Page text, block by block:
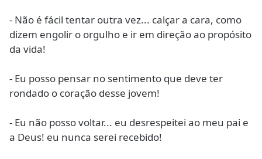
- Não é fácil tentar outra vez... calçar a cara, como
dizem engolir o orgulho e ir em direção ao propósito
da vida!
- Eu posso pensar no sentimento que deve ter
rondado o coração desse jovem!
- Eu não posso voltar... eu desrespeitei ao meu pai e
a Deus! eu nunca serei recebido!